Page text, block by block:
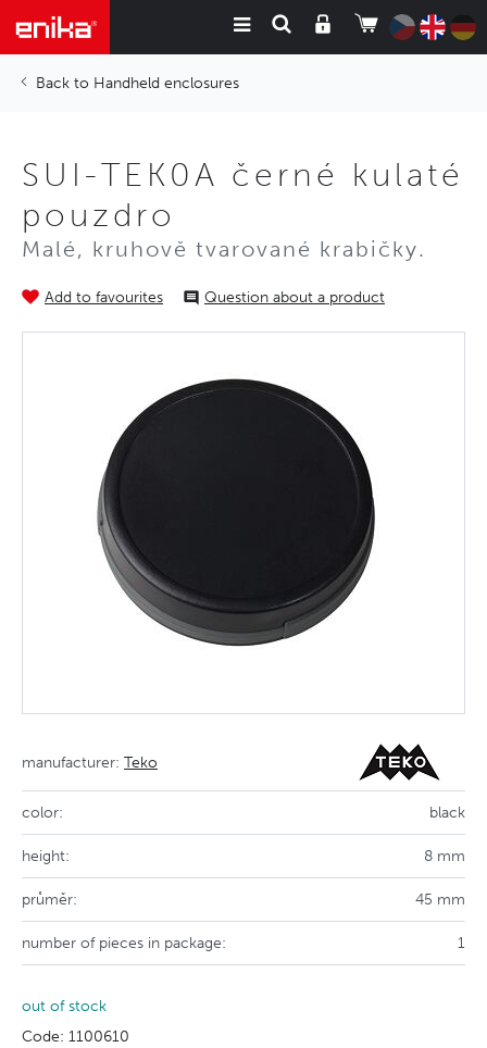
Handheld enclosures
SUI-TEK0A černé kulaté
pouzdro
Malé, kruhově tvarované krabičky.
Add to favourites Question about a product
manufacturer: Teko
color: black
height: 8 mm
průměr: 45 mm
number of pieces in package: 1
out of stock
Code: 1100610